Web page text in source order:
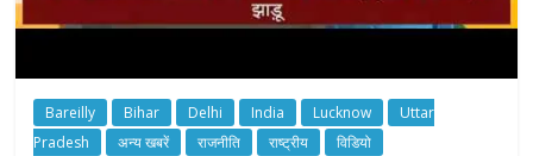
Bareilly Bihar Delhi India Lucknow
Uttar
Pradesh
अन्य खबरें राजनीति राष्ट्रीय विडियो